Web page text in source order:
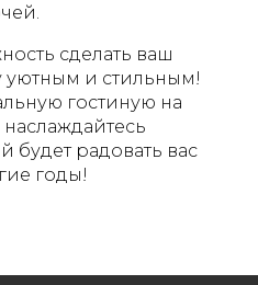
сделать ваш
и стильным!
гостиную на
будет радовать вас
годы!